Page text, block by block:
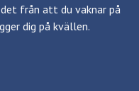
från att du vaknar på
dig på kvällen.